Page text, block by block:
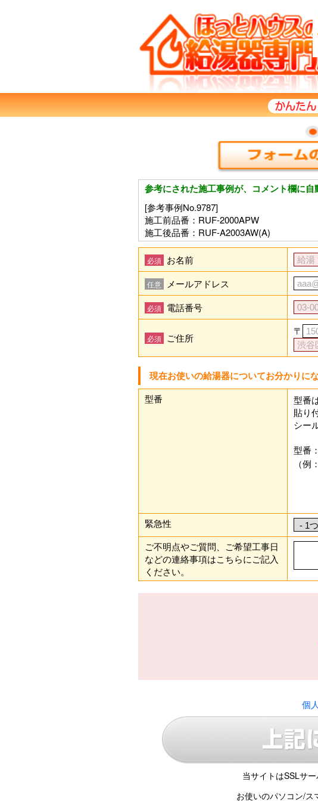
参考にされた施工事例が、コメント欄に
[参考事例No.9787]
施工前品番：RUF-2000APW
施工後品番：RUF-A2003AW(A)
必須 お名前
任意 メールアドレス
必須 電話番号
必須 ご住所
〒
現在お使いの給湯器についてお分かりに
型番
型番
貼り
シー
型番：
（例
緊急性
ご不明点やご質問、ご希望工事日
などの連絡事項はこちらにご記入
ください。
個
当サイトはSSLサー
お使いのパソコン/ス